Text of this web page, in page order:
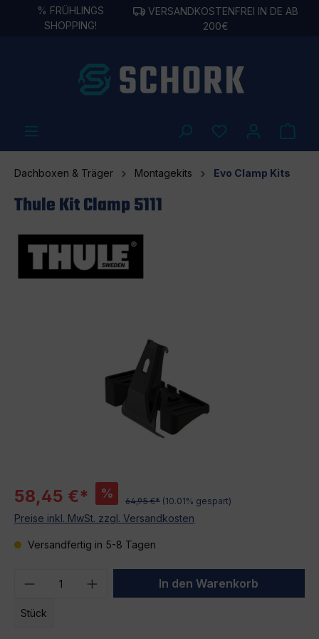
springen
% FRÜHLINGS
SHOPPING!
VERSANDKOSTENFREI IN DE AB
200€
Dachboxen & Träger Montagekits Evo Clamp Kits
Thule Kit Clamp 5111
58,45 €* %
64,95 €* (10.01% gespart)
Preise inkl. MwSt. zzgl. Versandkosten
Versandfertig in 5-8 Tagen
Produkt Anzahl: Gib den
Stück
In den Warenkorb